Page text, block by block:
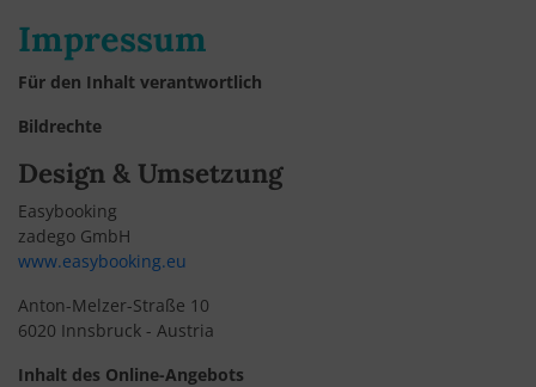
Impressum
Für den Inhalt verantwortlich
Bildrechte
Design & Umsetzung
Easybooking
zadego GmbH
www.easybooking.eu
Anton-Melzer-Straße 10
6020 Innsbruck - Austria
Inhalt des Online-Angebots